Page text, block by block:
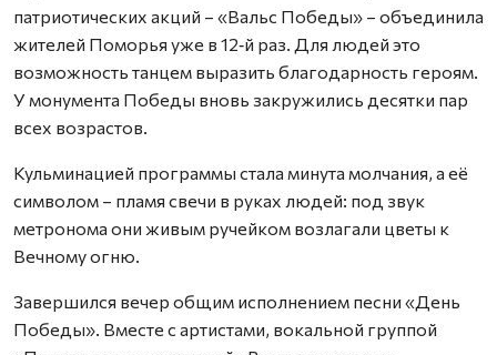
патриотических акций – «Вальс Победы» – объединила
жителей Поморья уже в 12‑й раз. Для людей это
возможность танцем выразить благодарность героям.
У монумента Победы вновь закружились десятки пар
всех возрастов.
Кульминацией программы стала минута молчания, а её
символом – пламя свечи в руках людей: под звук
метронома они живым ручейком возлагали цветы к
Вечному огню.
Завершился вечер общим исполнением песни «День
Победы». Вместе с артистами, вокальной группой